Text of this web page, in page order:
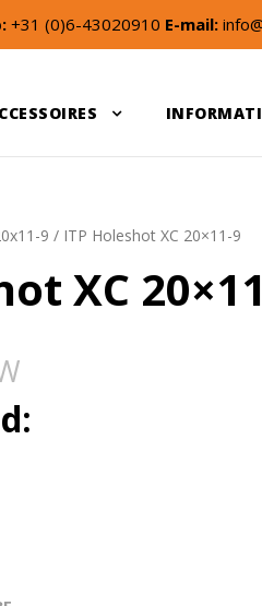
+31 (0)6-43020910 E-mail:
9 / ITP Holeshot XC 20×11-9
XC